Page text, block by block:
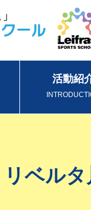
活動紹
リベル